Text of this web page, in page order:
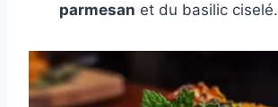
parmesan et du basilic ciselé.